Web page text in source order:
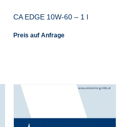
CA EDGE 10W-60 – 1 l
Preis auf Anfrage